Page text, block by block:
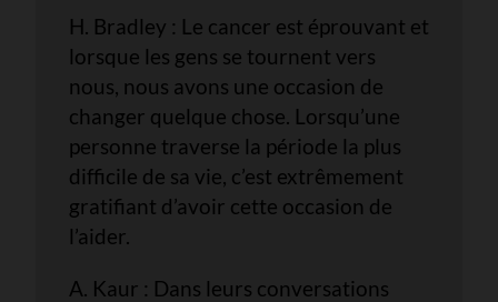
H. Bradley : Le cancer est éprouvant et
lorsque les gens se tournent vers
nous, nous avons une occasion de
changer quelque chose. Lorsqu’une
personne traverse la période la plus
difficile de sa vie, c’est extrêmement
gratifiant d’avoir cette occasion de
l’aider.
A. Kaur : Dans leurs conversations